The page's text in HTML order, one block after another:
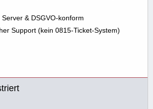
& DSGVO-konform
Support (kein 0815-Ticket-System)